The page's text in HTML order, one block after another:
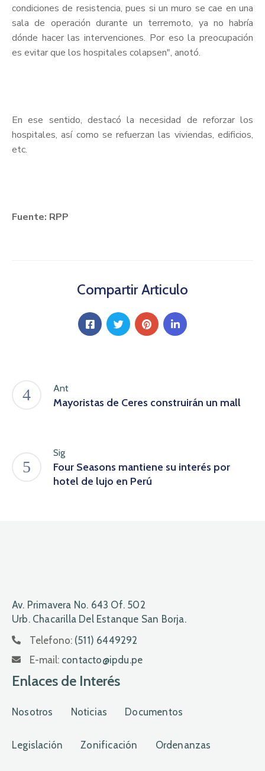
condiciones de resistencia, pues si un muro se cae en una
sala de operación durante un terremoto, ya no habría
dónde hacer las intervenciones. Por eso la preocupación
es evitar que los hospitales colapsen", anotó.
En ese sentido, destacó la necesidad de reforzar los
hospitales, así como se refuerzan las viviendas, edificios,
etc.
Fuente: RPP
Compartir Articulo
Ant
Mayoristas de Ceres construirán un mall
Sig
Four Seasons mantiene su interés por
hotel de lujo en Perú
Av. Primavera No. 643 Of. 502
Urb. Chacarilla Del Estanque San Borja.
Telefono: (511) 6449292
E-mail: contacto@ipdu.pe
Enlaces de Interés
Nosotros Noticias Documentos
Legislación Zonificación Ordenanzas